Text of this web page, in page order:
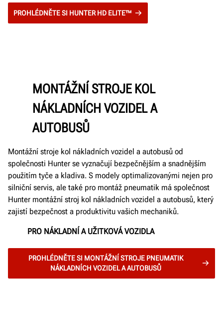
PROHLÉDNĚTE SI HUNTER HD ELITE™
MONTÁŽNÍ STROJE KOL
NÁKLADNÍCH VOZIDEL A
AUTOBUSŮ
Montážní stroje kol nákladních vozidel a autobusů od
společnosti Hunter se vyznačují bezpečnějším a snadnějším
použitím tyče a kladiva. S modely optimalizovanými nejen pro
silniční servis, ale také pro montáž pneumatik má společnost
Hunter montážní stroj kol nákladních vozidel a autobusů, který
zajistí bezpečnost a produktivitu vašich mechaniků.
PRO NÁKLADNÍ A UŽITKOVÁ VOZIDLA
PROHLÉDNĚTE SI MONTÁŽNÍ STROJE PNEUMATIK
NÁKLADNÍCH VOZIDEL A AUTOBUSŮ